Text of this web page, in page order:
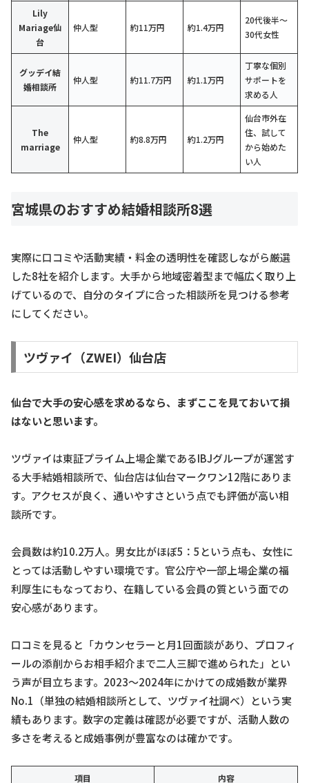
Lily
Mariage仙
台
仲人型 約11万円 約1.4万円
20代後半〜
30代女性
グッデイ結
婚相談所
仲人型 約11.7万円 約1.1万円
丁寧な個別
サポートを
求める人
The
marriage
仲人型 約8.8万円 約1.2万円
仙台市外在
住、試して
から始めた
い人
宮城県のおすすめ結婚相談所8選
実際に口コミや活動実績・料金の透明性を確認しながら厳選
した8社を紹介します。大手から地域密着型まで幅広く取り上
げているので、自分のタイプに合った相談所を見つける参考
にしてください。
ツヴァイ（ZWEI）仙台店
仙台で大手の安心感を求めるなら、まずここを見ておいて損
はないと思います。
ツヴァイは東証プライム上場企業であるIBJグループが運営す
る大手結婚相談所で、仙台店は仙台マークワン12階にありま
す。アクセスが良く、通いやすさという点でも評価が高い相
談所です。
会員数は約10.2万人。男女比がほぼ5：5という点も、女性に
とっては活動しやすい環境です。官公庁や一部上場企業の福
利厚生にもなっており、在籍している会員の質という面での
安心感があります。
口コミを見ると「カウンセラーと月1回面談があり、プロフィ
ールの添削からお相手紹介まで二人三脚で進められた」とい
う声が目立ちます。2023〜2024年にかけての成婚数が業界
No.1（単独の結婚相談所として、ツヴァイ社調べ）という実
績もあります。数字の定義は確認が必要ですが、活動人数の
多さを考えると成婚事例が豊富なのは確かです。
項目 内容